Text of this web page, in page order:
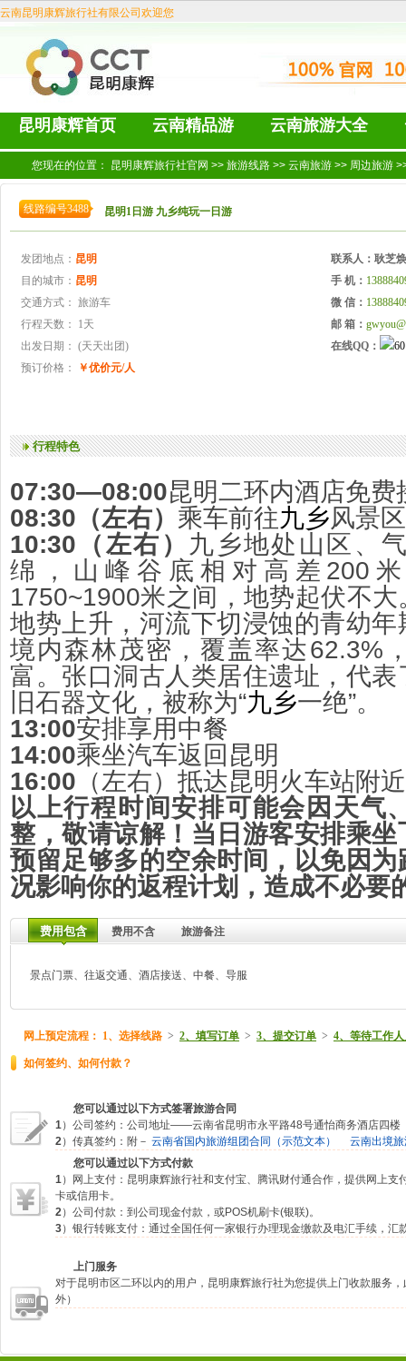
云南昆明康辉旅行社有限公司欢迎您
昆明康辉首页 云南精品游 云南旅游大全
您现在的位置： 昆明康辉旅行社官网 >> 旅游线路 >> 云南旅游 >> 周边旅游
线路编号3488 昆明1日游 九乡纯玩一日游
发团地点： 昆明
目的城市： 昆明
交通方式： 旅游车
行程天数： 1天
出发日期： (天天出团)
预订价格：
￥优价元/人
联系人： 耿芝焕
手 机：
微 信：
邮 箱：
在线QQ：
行程特色
07:30—08:00昆明二环内酒店免费
08:30（左右） 乘车前往九乡风景
10:30（左右） 九乡地处山区、
绵，山峰谷底相对高差200
1750~1900米之间，地势起伏不
地势上升，河流下切浸蚀的青幼
境内森林茂密，覆盖率达62.3%
富。张口洞古人类居住遗址，代
旧石器文化，被称为“九乡一绝”。
13:00安排享用中餐
14:00乘坐汽车返回昆明
16:00 （左右）抵达昆明火车站附
以上行程时间安排可能会因天气
整，敬请谅解！当日游客安排乘
预留足够多的空余时间，以免因
况影响你的返程计划，造成不必要
费用包含 费用不含 旅游备注
景点门票、往返交通、酒店接送、中餐、导服
网上预定流程： 1、选择线路 > 2、填写订单 > 3、提交订单 > 4、等待工作
如何签约、如何付款？
您可以通过以下方式签署旅游合同
1）公司签约：公司地址——云南省昆明市永平路48号通怡商务酒店四楼
2）传真签约：附－ 云南省国内旅游组团合同（示范文本）
云南出境
您可以通过以下方式付款
1）网上支付：昆明康辉旅行社和支付宝、腾讯财付通合作，提供网上支
卡或信用卡。
2）公司付款：到公司现金付款，或POS机刷卡(银联)。
3）银行转账支付：通过全国任何一家银行办理现金缴款及电汇手续，汇
上门服务
对于昆明市区二环以内的用户，昆明康辉旅行社为您提供上门收款服务
外）